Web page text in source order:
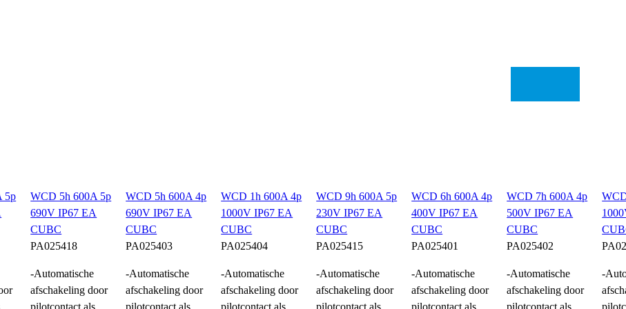
5p
WCD 5h 600A 5p
690V IP67 EA
CUBC
PA025418
-Automatische
afschakeling door
pilotcontact als
WCD 5h 600A 4p
690V IP67 EA
CUBC
PA025403
-Automatische
afschakeling door
pilotcontact als
WCD 1h 600A 4p
1000V IP67 EA
CUBC
PA025404
-Automatische
afschakeling door
pilotcontact als
WCD 9h 600A 5p
230V IP67 EA
CUBC
PA025415
-Automatische
afschakeling door
pilotcontact als
WCD 6h 600A 4p
400V IP67 EA
CUBC
PA025401
-Automatische
afschakeling door
pilotcontact als
WCD 7h 600A 4p
500V IP67 EA
CUBC
PA025402
-Automatische
afschakeling door
pilotcontact als
-